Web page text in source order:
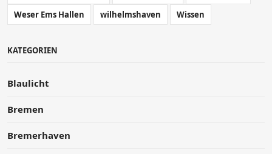
Weser Ems Hallen
wilhelmshaven Wissen
KATEGORIEN
Blaulicht
Bremen
Bremerhaven